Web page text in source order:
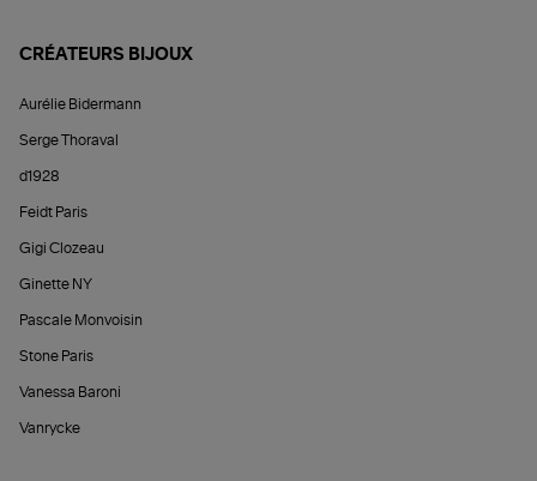
CRÉATEURS BIJOUX
Aurélie Bidermann
Serge Thoraval
d1928
Feidt Paris
Gigi Clozeau
Ginette NY
Pascale Monvoisin
Stone Paris
Vanessa Baroni
Vanrycke